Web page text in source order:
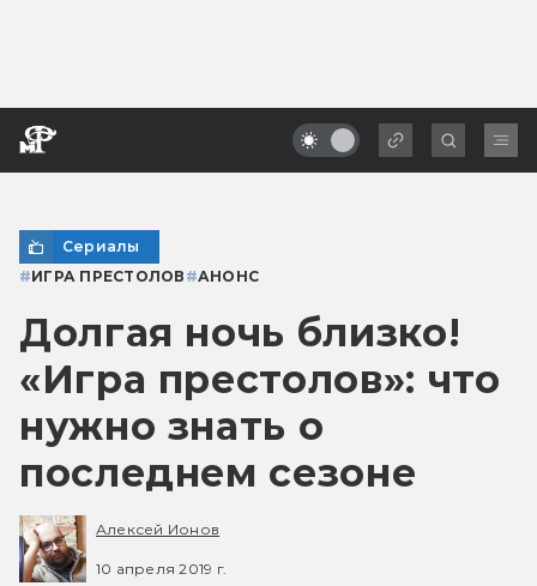
Сериалы
#ИГРА ПРЕСТОЛОВ #АНОНС
Долгая ночь близко!
«Игра престолов»: что
нужно знать о
последнем сезоне
Алексей Ионов
10 апреля 2019 г.